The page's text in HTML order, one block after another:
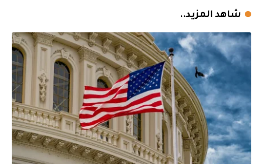
شاهد المزيد..